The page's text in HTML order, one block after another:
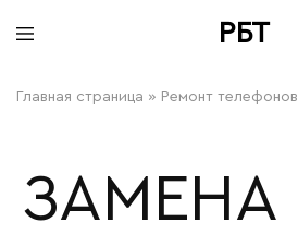
РБТ
Главная страница » Ремонт телефонов
ЗАМЕНА